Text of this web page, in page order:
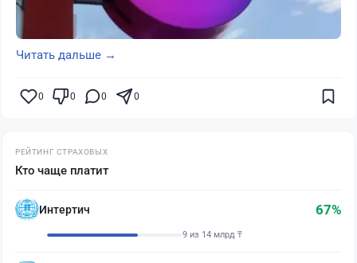
Читать дальше →
0 0 0 0
РЕЙТИНГ СТРАХОВЫХ
Кто чаще платит
Интертич 67%
9 из 14 млрд ₸